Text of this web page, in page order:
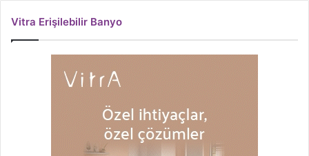
Vitra Erişilebilir Banyo